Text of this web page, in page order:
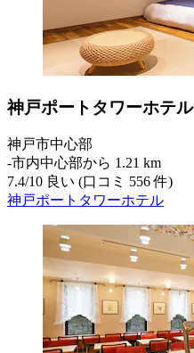
神戸ポートタワーホテル
神戸市中心部
‐市内中心部から 1.21 km
7.4/10 良い (口コミ 556 件)
神戸ポートタワーホテル